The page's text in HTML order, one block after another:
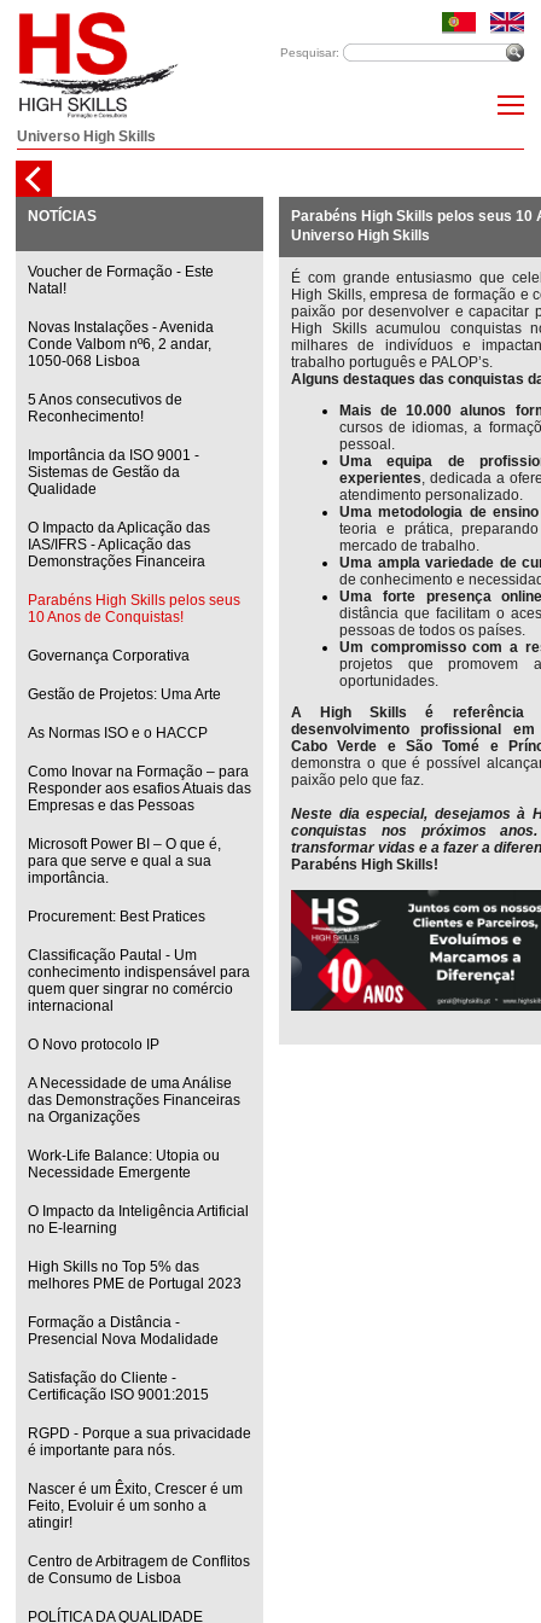
Pesquisar:
Universo High Skills
NOTÍCIAS
Voucher de Formação - Este
Natal!
Novas Instalações - Avenida
Conde Valbom nº6, 2 andar,
1050-068 Lisboa
5 Anos consecutivos de
Reconhecimento!
Importância da ISO 9001 -
Sistemas de Gestão da
Qualidade
O Impacto da Aplicação das
IAS/IFRS - Aplicação das
Demonstrações Financeira
Parabéns High Skills pelos seus
10 Anos de Conquistas!
Governança Corporativa
Gestão de Projetos: Uma Arte
As Normas ISO e o HACCP
Como Inovar na Formação – para
Responder aos esafios Atuais das
Empresas e das Pessoas
Microsoft Power BI – O que é,
para que serve e qual a sua
importância.
Procurement: Best Pratices
Classificação Pautal - Um
conhecimento indispensável para
quem quer singrar no comércio
internacional
O Novo protocolo IP
A Necessidade de uma Análise
das Demonstrações Financeiras
na Organizações
Work-Life Balance: Utopia ou
Necessidade Emergente
O Impacto da Inteligência Artificial
no E-learning
High Skills no Top 5% das
melhores PME de Portugal 2023
Formação a Distância -
Presencial Nova Modalidade
Satisfação do Cliente -
Certificação ISO 9001:2015
RGPD - Porque a sua privacidade
é importante para nós.
Nascer é um Êxito, Crescer é um
Feito, Evoluir é um sonho a
atingir!
Centro de Arbitragem de Conflitos
de Consumo de Lisboa
POLÍTICA DA QUALIDADE
Parabéns High Skills pelos seus 10
Universo High Skills
É com grande entusiasmo que
High Skills, empresa de formação e
paixão por desenvolver e capacitar
High Skills acumulou conquistas
milhares de indivíduos e
trabalho português e PALOP’s.
Alguns destaques das conquistas
Mais de 10.000 alunos
cursos de idiomas, a
pessoal.
Uma equipa de
experientes , dedicada a
atendimento personalizado.
Uma metodologia de
teoria e prática,
mercado de trabalho.
Uma ampla variedade de
de conhecimento e
Uma forte presença
distância que facilitam o
pessoas de todos os países.
Um compromisso com a
projetos que
oportunidades.
A High Skills é referência
desenvolvimento profissional
Cabo Verde e São Tomé e
demonstra o que é possível
paixão pelo que faz.
Neste dia especial, desejamos à
conquistas nos próximos
transformar vidas e a fazer a
Parabéns High Skills!